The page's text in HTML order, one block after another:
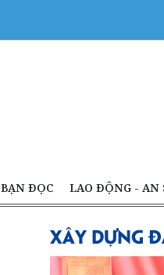
BẠN ĐỌC LAO ĐỘNG - AN
XÂY DỰNG